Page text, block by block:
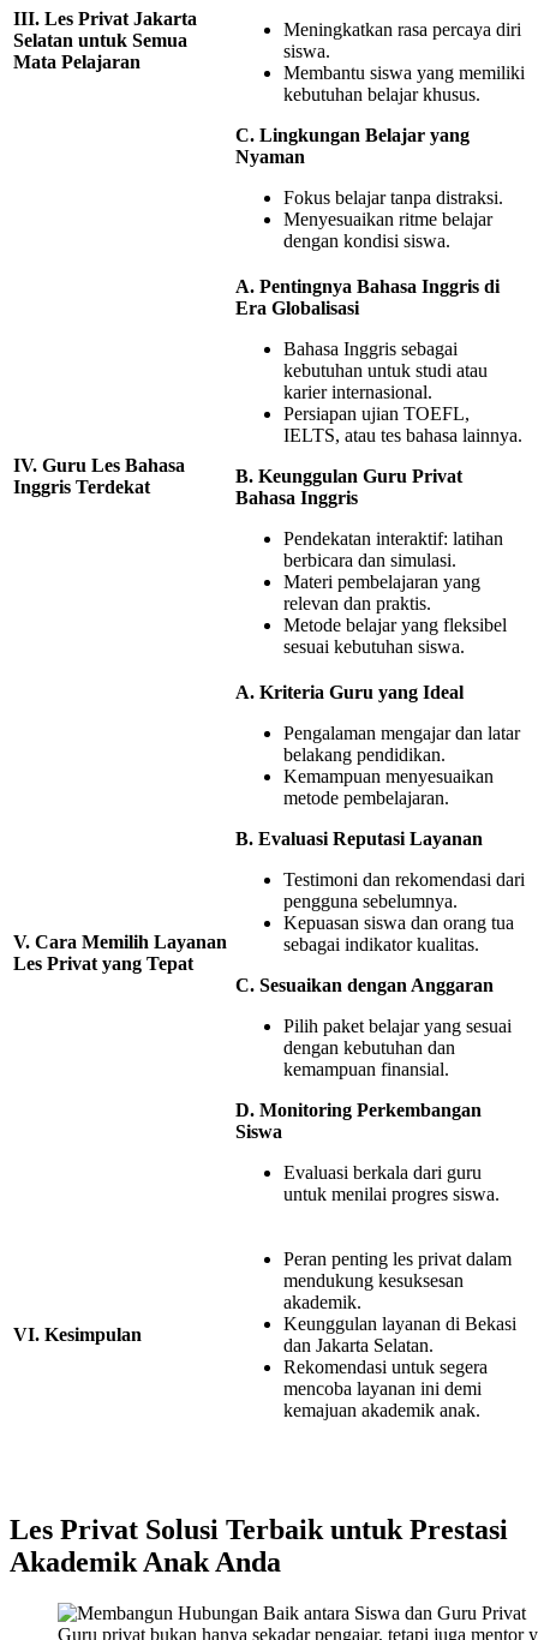
III. Les Privat Jakarta
Selatan untuk Semua
Mata Pelajaran
Meningkatkan rasa percaya diri
siswa.
Membantu siswa yang memiliki
kebutuhan belajar khusus.
C. Lingkungan Belajar yang
Nyaman
Fokus belajar tanpa distraksi.
Menyesuaikan ritme belajar
dengan kondisi siswa.
IV. Guru Les Bahasa
Inggris Terdekat
A. Pentingnya Bahasa Inggris di
Era Globalisasi
Bahasa Inggris sebagai
kebutuhan untuk studi atau
karier internasional.
Persiapan ujian TOEFL,
IELTS, atau tes bahasa lainnya.
B. Keunggulan Guru Privat
Bahasa Inggris
Pendekatan interaktif: latihan
berbicara dan simulasi.
Materi pembelajaran yang
relevan dan praktis.
Metode belajar yang fleksibel
sesuai kebutuhan siswa.
V. Cara Memilih Layanan
Les Privat yang Tepat
A. Kriteria Guru yang Ideal
Pengalaman mengajar dan latar
belakang pendidikan.
Kemampuan menyesuaikan
metode pembelajaran.
B. Evaluasi Reputasi Layanan
Testimoni dan rekomendasi dari
pengguna sebelumnya.
Kepuasan siswa dan orang tua
sebagai indikator kualitas.
C. Sesuaikan dengan Anggaran
Pilih paket belajar yang sesuai
dengan kebutuhan dan
kemampuan finansial.
D. Monitoring Perkembangan
Siswa
Evaluasi berkala dari guru
untuk menilai progres siswa.
VI. Kesimpulan
Peran penting les privat dalam
mendukung kesuksesan
akademik.
Keunggulan layanan di Bekasi
dan Jakarta Selatan.
Rekomendasi untuk segera
mencoba layanan ini demi
kemajuan akademik anak.
Les Privat Solusi Terbaik untuk Prestasi
Akademik Anak Anda
Guru privat bukan hanya sekadar pengajar, tetapi juga mentor